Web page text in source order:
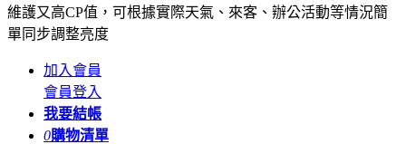
維護又高CP值，可根據實際天氣、來客、辦公活動等情況簡
單同步調整亮度
加入會員
會員登入
我要結帳
0購物清單